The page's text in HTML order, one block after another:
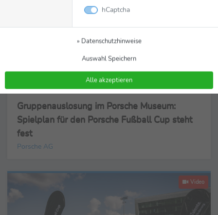
05.09.2025 Video
Gruppenauslosung im Porsche Museum:
Spielplan für den Porsche Fußball Cup steht
fest
Porsche AG
Video
hCaptcha
» Datenschutzhinweise
Auswahl Speichern
Alle akzeptieren